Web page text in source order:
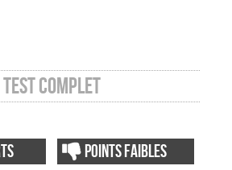
Test complet
Points faibles